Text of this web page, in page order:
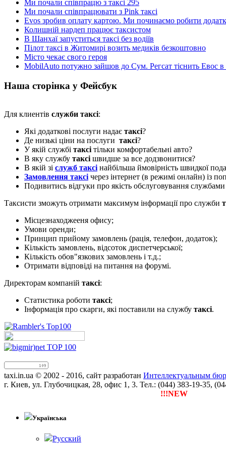
Ми почали співпрацю з таксі 295
Ми почали співпрацювати з Pink таксі
Evos зробив оплату картою. Ми починаємо робити
Колишній нардеп працює таксистом
В Шанхаї запуститься таксі без водіїв
Пілот таксі в Житомирі возить медиків безкоштовно
Місто чекає свого героя
MobilAuto потужно зайшов до Сум. Регсат тіснить Евос в
Наша сторінка у Фейсбук
Для клиентів служби таксі:
Які додаткові послуги надає таксі?
Де низькі ціни на послуги таксі?
У якій службі таксітільки комфортабельні авто?
В яку службу таксішвидше за все додзвонитися?
В якій зі служб таксі найбільша ймовірність швидкої
Замовлення таксічерез інтернет (в режимі онлайн) із
Подивитись відгуки про якість обслуговування
Таксисти зможуть отримати максимум інформації про служби
Місцезнаходжееня офису;
Умови оренди;
Принцип прийому замовлень (рація, телефон, додаток);
Кількість замовлень, відсоток диспетчерської;
Кількість обов"язкових замовлень і т.д.;
Отримати відповіді на питання на форумі.
Директорам компаній таксі:
Статистика роботи таксі;
Інформація про скарги, які поставили на службу таксі.
taxi.in.ua © 2002 - 2016, сайт разработан Интеллектуальным
г. Киев, ул. Глубочицкая, 28, офис 1, 3. Тел.: (044) 383-19-35,
!!!NEW Тепер ти можеш
Українська
Русский